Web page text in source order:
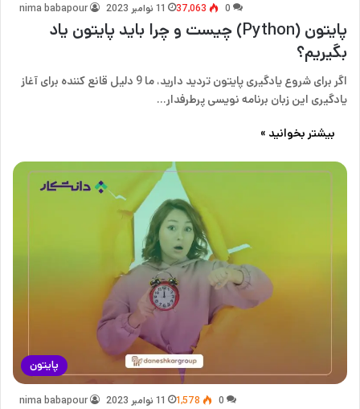
nima babapour 11 نوامبر 2023 0
37,063
پایتون (Python) چیست و چرا باید پایتون یاد
بگیریم؟
اگر برای شروع یادگیری پایتون تردید دارید، ما 9 دلیل قانع کننده برای آغاز
یادگیری این زبان برنامه نویسی پرطرفدار…
بیشتر بخوانید »
پایتون
nima babapour 11 نوامبر 2023 0
1,578